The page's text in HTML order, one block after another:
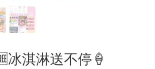
淇淋送不停🍦